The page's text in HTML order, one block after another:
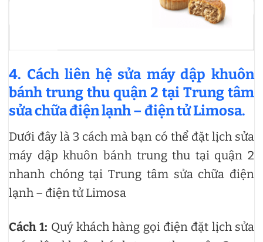
4. Cách liên hệ sửa máy dập khuôn
bánh trung thu quận 2 tại Trung tâm
sửa chữa điện lạnh – điện tử Limosa.
Dưới đây là 3 cách mà bạn có thể đặt lịch sửa
máy dập khuôn bánh trung thu tại quận 2
nhanh chóng tại Trung tâm sửa chữa điện
lạnh – điện tử Limosa
Cách 1: Quý khách hàng gọi điện đặt lịch sửa